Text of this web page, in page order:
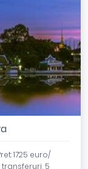
1725 euro/
5